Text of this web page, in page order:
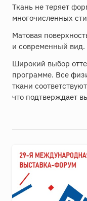
Ткань не теряет
многочисленных
Матовая
и современный вид.
Широкий выбор
программе. Все
ткани
что подтверждает